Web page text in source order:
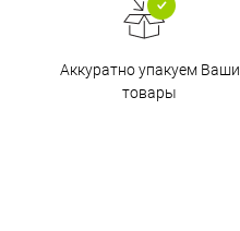
Аккуратно упакуем Ваши
товары